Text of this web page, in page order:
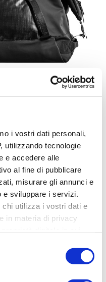
i vostri dati personali,
utilizzando tecnologie
e accedere alle
al fine di pubblicare
misurare gli annunci e
e sviluppare i servizi.
utilizza i vostri dati e
in materia di privacy
momento dalla
clic sull'icona di
tutta da scoprire:
porta documenti
comodamente
da